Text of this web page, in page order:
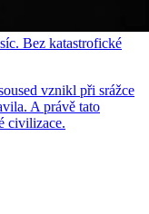
Bez katastrofické
vznikl při srážce
A právě tato
civilizace.